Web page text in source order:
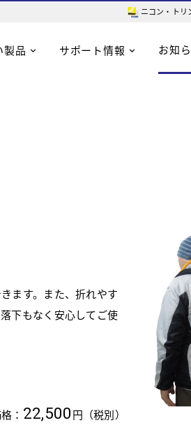
ニコン・トリ
製品 サポート情報 お知
ます。また、折れやす
下もなく安心してご使
： 22,500 円（税別）